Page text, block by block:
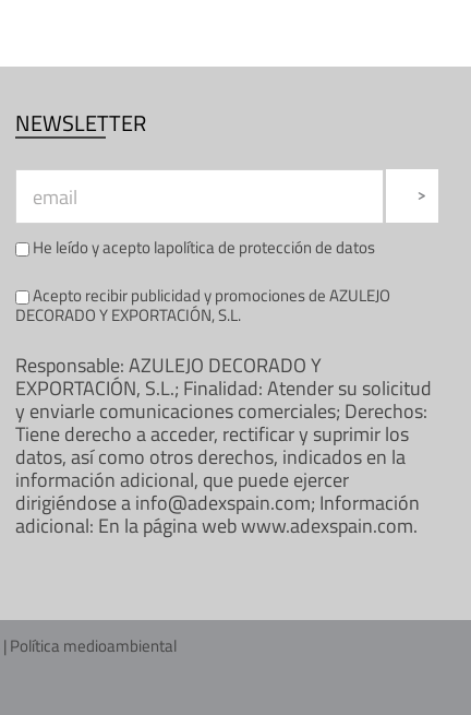
NEWSLETTER
He leído y acepto lapolítica de protección de datos
Acepto recibir publicidad y promociones de AZULEJO
DECORADO Y EXPORTACIÓN, S.L.
Responsable: AZULEJO DECORADO Y
EXPORTACIÓN, S.L.; Finalidad: Atender su solicitud
y enviarle comunicaciones comerciales; Derechos:
Tiene derecho a acceder, rectificar y suprimir los
datos, así como otros derechos, indicados en la
información adicional, que puede ejercer
dirigiéndose a info@adexspain.com; Información
adicional: En la página web www.adexspain.com.
|Política medioambiental